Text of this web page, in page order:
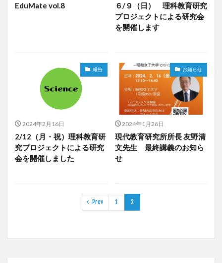
EduMate vol.8
６/９（日） 理科教育研究
プロジェクトによる研究会
を開催します
報告
2024年2月16日
2/12（月・祝）理科教育研
究プロジェクトによる研究
会を開催しました
お知らせ
2024年1月26日
現代教育研究所所長 友野清
文先生 最終講義のお知ら
せ
Prev 1 2